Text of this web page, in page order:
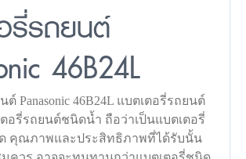
รี่รถยนต์
46B24L
ต์ Panasonic 46B24L แบตเตอรี่รถยนต์
อรี่รถยนต์ชนิดน้ำ ถือว่าเป็นแบตเตอรี่
คุณภาพและประสิทธิภาพที่ได้รับนั้น